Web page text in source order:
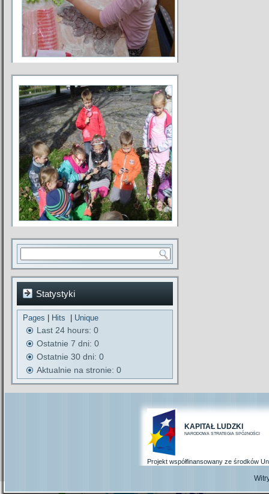
Statystyki
Pages Hits Unique
Last 24 hours: 0
Ostatnie 7 dni: 0
Ostatnie 30 dni: 0
Aktualnie na stronie: 0
KAPITAŁ LUDZKI
NARODOWA STRATEGIA SPÓJNOŚCI
Projekt współfinansowany ze środków